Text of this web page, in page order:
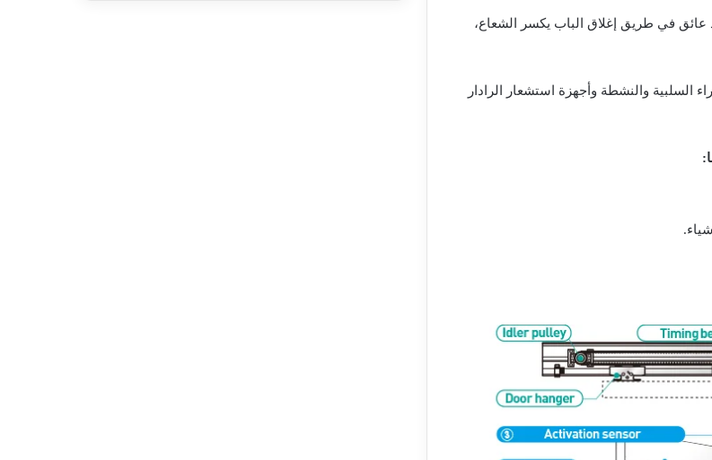
عائق في طريق إغلاق الباب يكسر الشعاع،
السلبية والنشطة وأجهزة استشعار الرادار